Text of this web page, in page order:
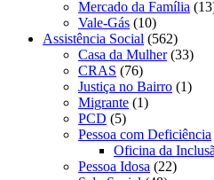
Mercado da Família
Vale-Gás (10)
Assistência Social (562)
Casa da Mulher(33)
CRAS (76)
Justiça no Bairro (1)
Migrante (1)
PCD (5)
Pessoa com Deficiência
Oficina da
Pessoa Idosa (22)